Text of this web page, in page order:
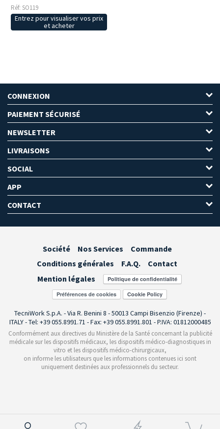
Réf: SO119
Entrez pour visualiser vos prix
et acheter
CONNEXION
PAIEMENT SÉCURISÉ
NEWSLETTER
LIVRAISONS
SOCIAL
APP
CONTACT
Société Nos Services
Commande
Conditions générales
F.A.Q.
Contact
Mention légales
Préférences de cookies
TecniWork S.p.A. - Via R. Benini 8 - 50013 Campi Bisenzio (Firenze) -
ITALY - Tel: +39 055.8991.71 - Fax: +39 055.8991.801 - P.IVA: 01812000485
Conformément aux directives du Ministère de la Santé concernant la publicité
médicale sur les dispositifs médicaux, les dispositifs médico-diagnostiques in
vitro et les dispositifs médico-chirurgicaux,
on informe les utilisateurs que les informations contenues ici sont
uniquement destinées aux professionnels du secteur.